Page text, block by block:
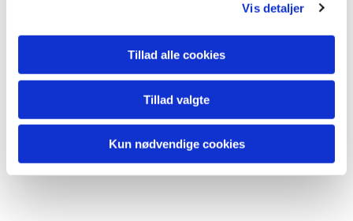
Vis detaljer
Tillad alle cookies
Tillad valgte
Kun nødvendige cookies